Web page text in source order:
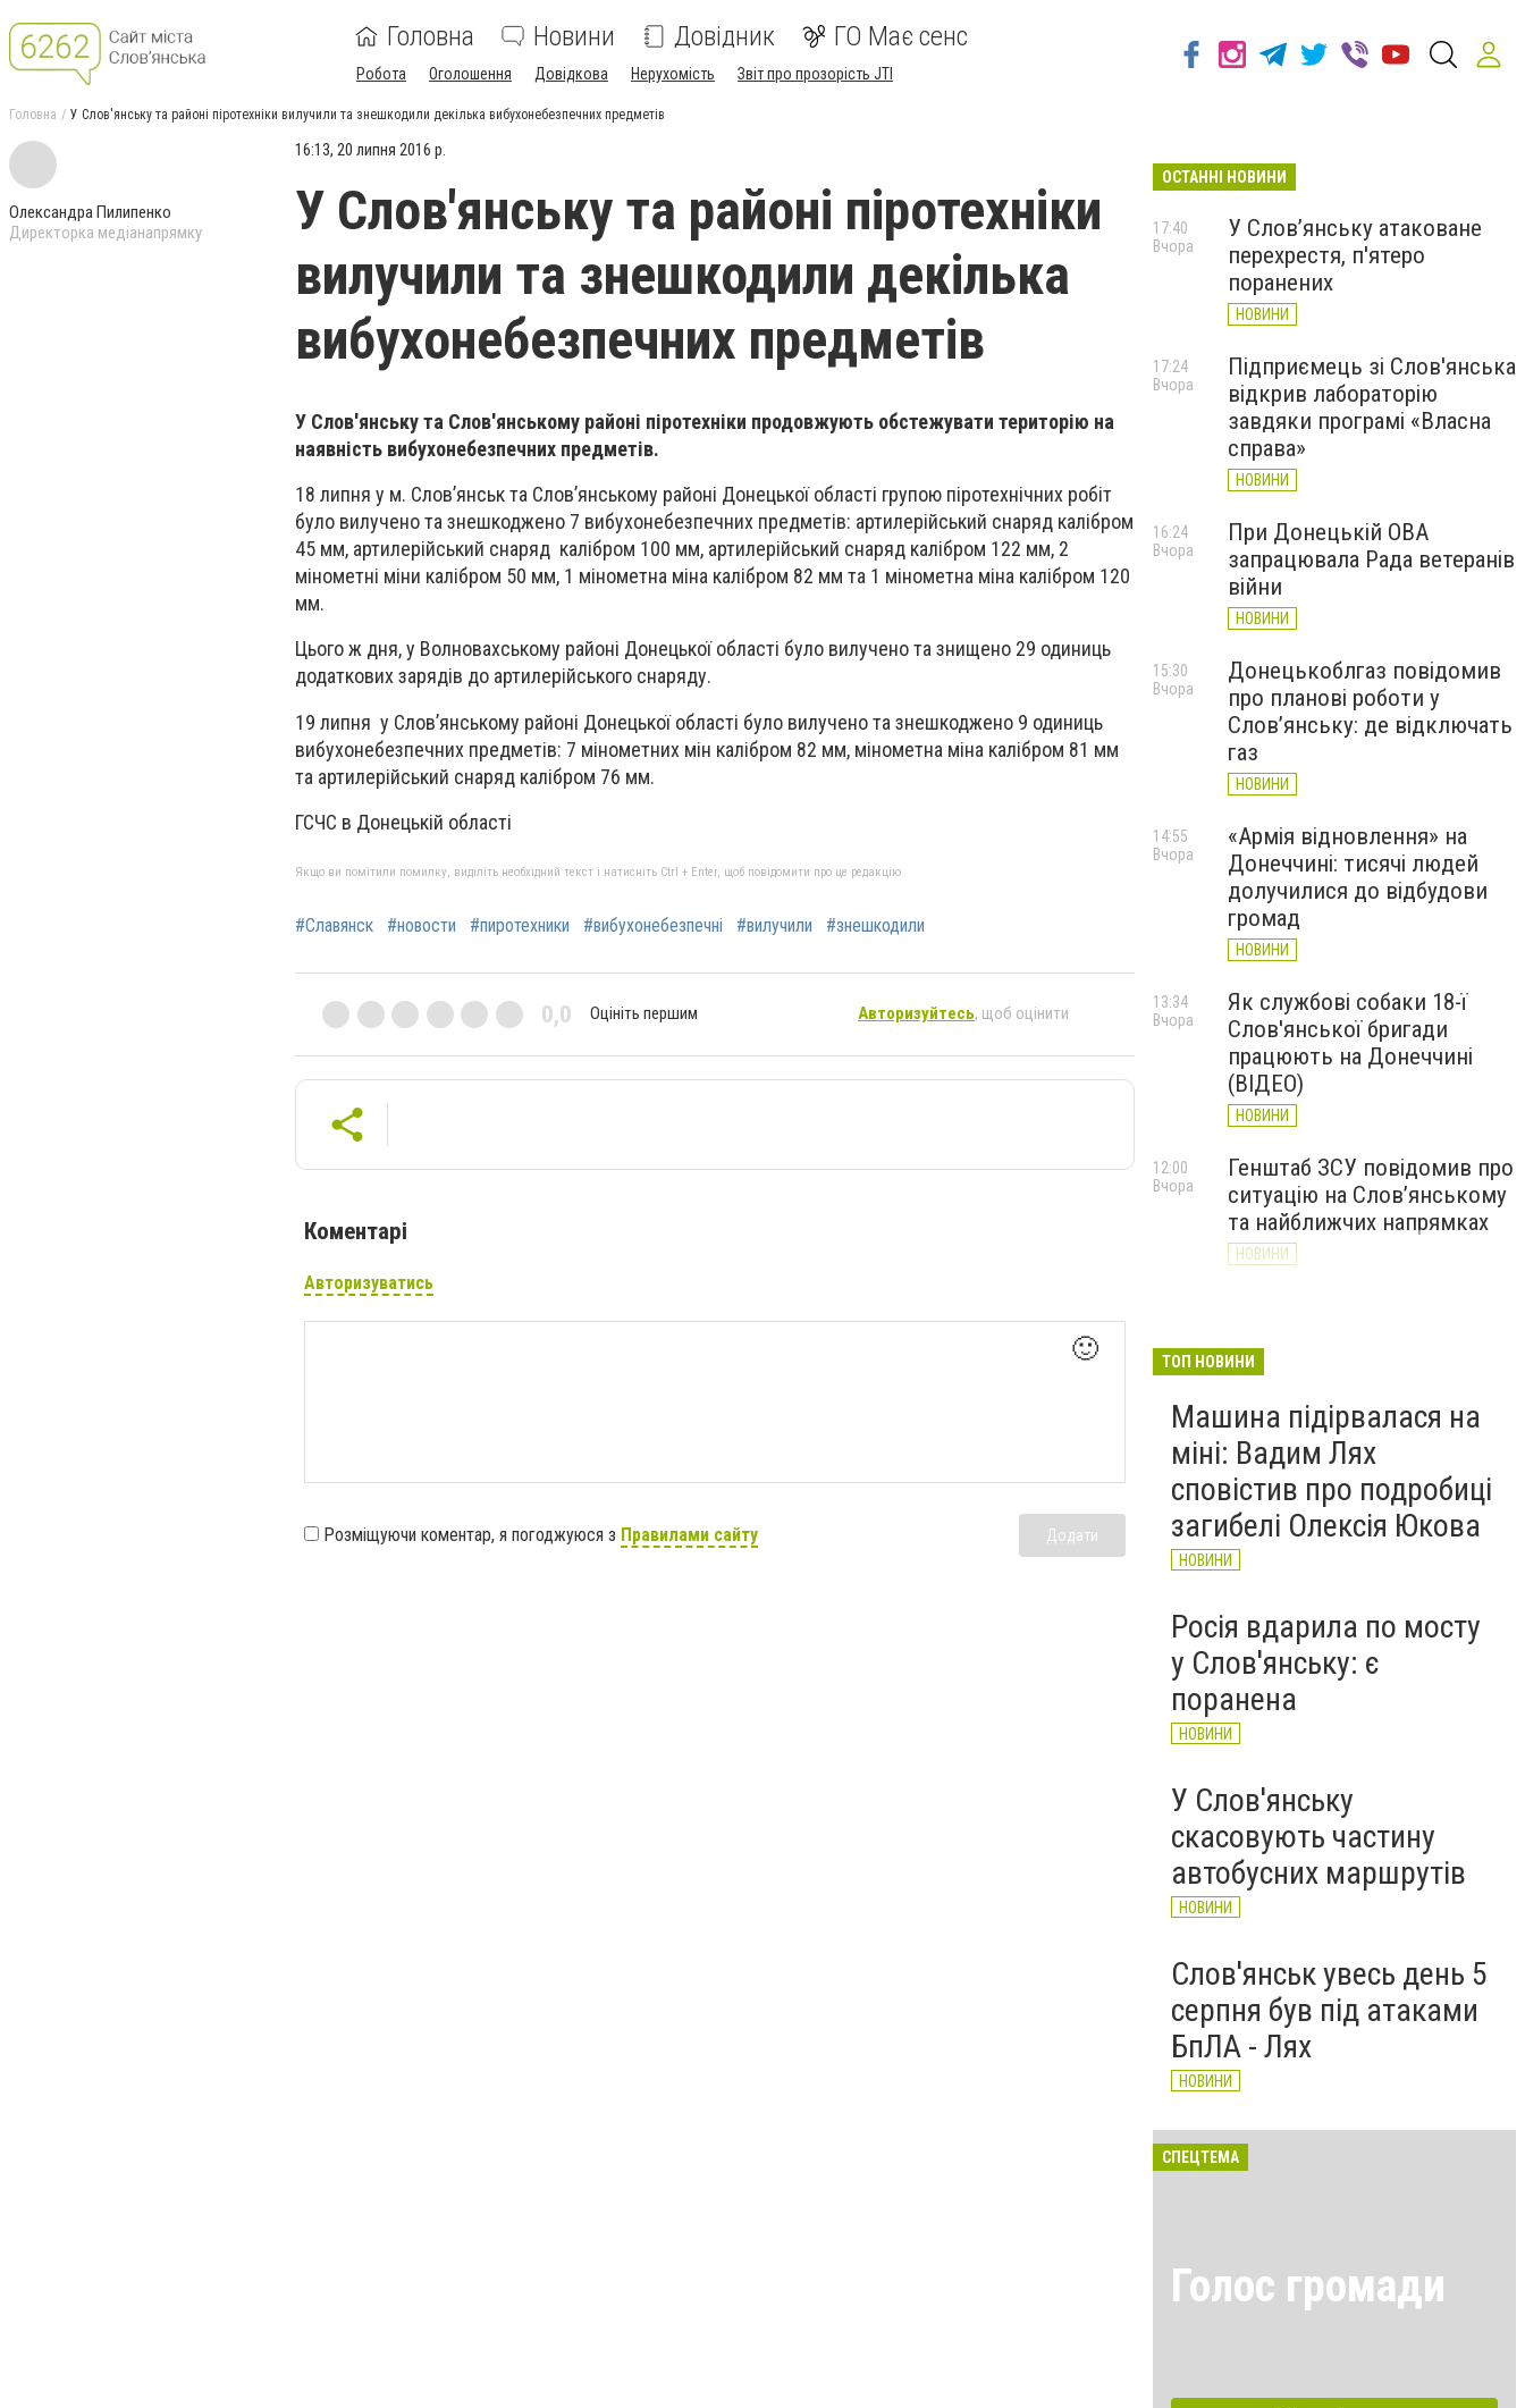
Головна Новини Довідник ГО Має сенс
Робота Оголошення Довідкова Нерухомість Звіт про прозорість JTI
Головна У Слов'янську та районі піротехніки вилучили та знешкодили декілька вибухонебезпечних предметів
Олександра Пилипенко
Директорка медіанапрямку
16:13, 20 липня 2016 р.
У Слов'янську та районі піротехніки
вилучили та знешкодили декілька
вибухонебезпечних предметів
У Слов'янську та Слов'янському районі піротехніки продовжують обстежувати територію на
наявність вибухонебезпечних предметів.
18 липня у м. Слов’янськ та Слов’янському районі Донецької області групою піротехнічних робіт
було вилучено та знешкоджено 7 вибухонебезпечних предметів: артилерійський снаряд калібром
45 мм, артилерійський снаряд калібром 100 мм, артилерійський снаряд калібром 122 мм, 2
мінометні міни калібром 50 мм, 1 мінометна міна калібром 82 мм та 1 мінометна міна калібром 120
мм.
Цього ж дня, у Волновахському районі Донецької області було вилучено та знищено 29 одиниць
додаткових зарядів до артилерійського снаряду.
19 липня у Слов’янському районі Донецької області було вилучено та знешкоджено 9 одиниць
вибухонебезпечних предметів: 7 мінометних мін калібром 82 мм, мінометна міна калібром 81 мм
та артилерійський снаряд калібром 76 мм.
ГСЧС в Донецькій області
Якщо ви помітили помилку, виділіть необхідний текст і натисніть Ctrl + Enter, щоб повідомити про це редакцію
#Славянск #новости #пиротехники #вибухонебезпечні #вилучили #знешкодили
0,0 Оцініть першим Авторизуйтесь, щоб оцінити
Коментарі
Авторизуватись
🙂
Розміщуючи коментар, я погоджуюся з Правилами сайту Додати
ОСТАННІ НОВИНИ
У Слов’янську атаковане
перехрестя, п'ятеро
поранених
НОВИНИ
17:40
Вчора
Підприємець зі Слов'янська
відкрив лабораторію
завдяки програмі «Власна
справа»
НОВИНИ
17:24
Вчора
При Донецькій ОВА
запрацювала Рада ветеранів
війни
НОВИНИ
16:24
Вчора
Донецькоблгаз повідомив
про планові роботи у
Слов’янську: де відключать
газ
НОВИНИ
15:30
Вчора
«Армія відновлення» на
Донеччині: тисячі людей
долучилися до відбудови
громад
НОВИНИ
14:55
Вчора
Як службові собаки 18-ї
Слов'янської бригади
працюють на Донеччині
(ВІДЕО)
НОВИНИ
13:34
Вчора
Генштаб ЗСУ повідомив про
ситуацію на Слов’янському
та найближчих напрямках
НОВИНИ
12:00
Вчора
великої війни: 7 серпня
ТОП НОВИНИ
Машина підірвалася на
міні: Вадим Лях
сповістив про подробиці
загибелі Олексія Юкова
НОВИНИ
Росія вдарила по мосту
у Слов'янську: є
поранена
НОВИНИ
У Слов'янську
скасовують частину
автобусних маршрутів
НОВИНИ
Слов'янськ увесь день 5
серпня був під атаками
БпЛА - Лях
НОВИНИ
СПЕЦТЕМА
Голос громади